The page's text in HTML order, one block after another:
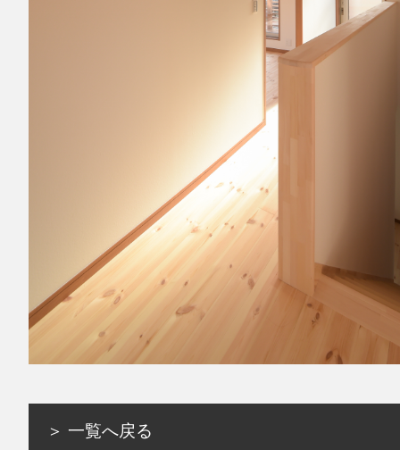
＞ 一覧へ戻る